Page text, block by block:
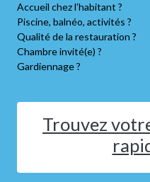
Accueil chez l’habitant ?
Piscine, balnéo, activités ?
Qualité de la restauration ?
Chambre invité(e) ?
Gardiennage ?
Trouvez